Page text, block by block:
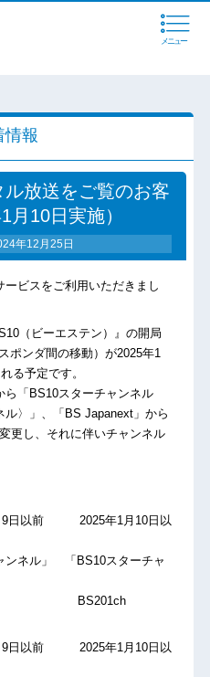
メニュー
情報
ル放送をご覧のお客
月10日実施）
年12月25日
ビスをご利用いただきまし
（ビーエステン）』の開局
ポンダ間の移動）が2025年1
る予定です。
ら「BS10スターチャンネル
ル〉」、「BS Japanext」から
更し、それに伴いチャンネル
2025年1月10日以
ネル」 「BS10スターチャ
BS201ch
2025年1月10日以